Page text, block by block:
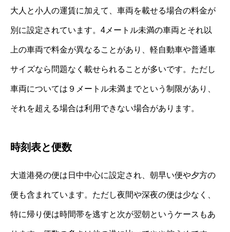
大人と小人の運賃に加えて、車両を載せる場合の料金が
別に設定されています。4メートル未満の車両とそれ以
上の車両で料金が異なることがあり、軽自動車や普通車
サイズなら問題なく載せられることが多いです。ただし
車両については９メートル未満までという制限があり、
それを超える場合は利用できない場合があります。
時刻表と便数
大道港発の便は日中中心に設定され、朝早い便や夕方の
便も含まれています。ただし夜間や深夜の便は少なく、
特に帰り便は時間帯を逃すと次が翌朝というケースもあ